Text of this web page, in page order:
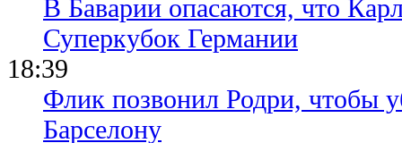
В Баварии опасаются, что
Суперкубок Германии
18:39
Флик позвонил Родри, чтобы
Барселону